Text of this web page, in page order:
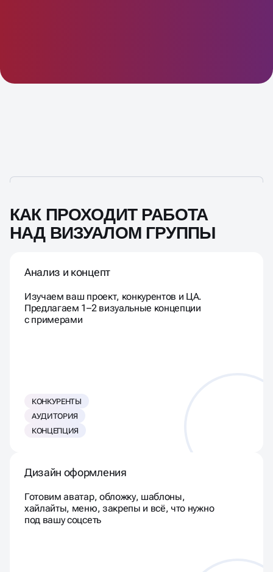
КАК ПРОХОДИТ РАБОТА
Анализ и концепт
Изучаем ваш проект, конкурентов и ЦА.
Предлагаем 1–2 визуальные концепции
КОНКУРЕНТЫ
АУДИТОРИЯ
Дизайн оформления
Готовим аватар, обложку, шаблоны,
хайлайты, меню, закрепы и всё, что нужно